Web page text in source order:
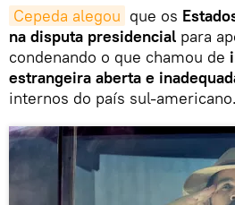
Cepeda alegou que os
na disputa presidencial para
condenando o que chamou de
estrangeira aberta e
internos do país sul-americano.